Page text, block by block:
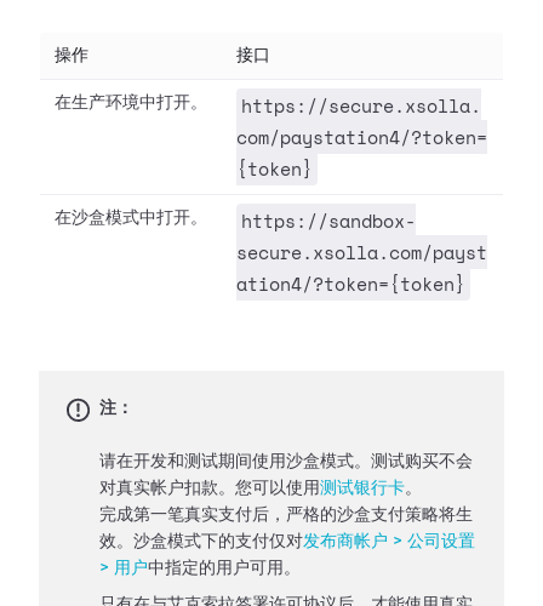
操作 接口
在生产环境中打开。
https://secure.xsolla.
com/paystation4/?token=
{token}
在沙盒模式中打开。
https://sandbox-
secure.xsolla.com/payst
ation4/?token={token}
注：
请在开发和测试期间使用沙盒模式。测试购买不会
对真实帐户扣款。您可以使用测试银行卡。
完成第一笔真实支付后，严格的沙盒支付策略将生
效。沙盒模式下的支付仅对发布商帐户 > 公司设置
> 用户中指定的用户可用。